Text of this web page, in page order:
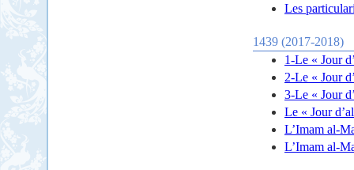
Les
1439 (2017-2018)
1-Le « Jour
2-Le « Jour
3-Le « Jour
Le « Jour
L’Imam al-
L’Imam al-